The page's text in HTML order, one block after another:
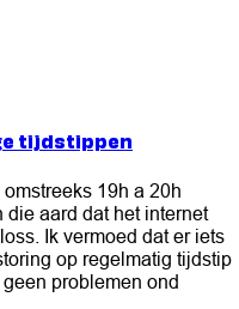
tijdstippen
19h a 20h
aard dat het internet
Ik vermoed dat er iets
op regelmatig tijdstip
problemen ond